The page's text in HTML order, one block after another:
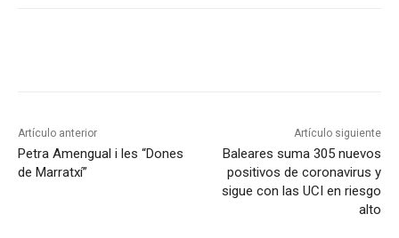
Artículo anterior
Petra Amengual i les “Dones
de Marratxí”
Artículo siguiente
Baleares suma 305 nuevos
positivos de coronavirus y
sigue con las UCI en riesgo
alto